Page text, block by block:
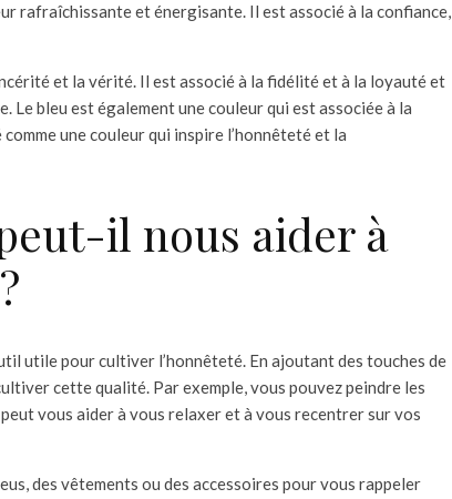
rafraîchissante et énergisante. Il est associé à la confiance,
et la vérité. Il est associé à la fidélité et à la loyauté et
Le bleu est également une couleur qui est associée à la
une couleur qui inspire l’honnêteté et la
il nous aider à
utile pour cultiver l’honnêteté. En ajoutant des touches de
cette qualité. Par exemple, vous pouvez peindre les
vous aider à vous relaxer et à vous recentrer sur vos
des vêtements ou des accessoires pour vous rappeler